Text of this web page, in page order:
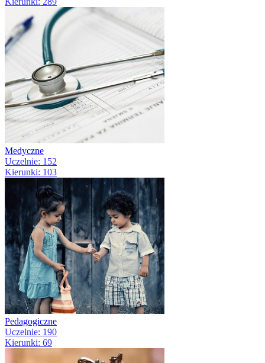
Medyczne
Uczelnie: 152
Kierunki: 103
Pedagogiczne
Uczelnie: 190
Kierunki: 69